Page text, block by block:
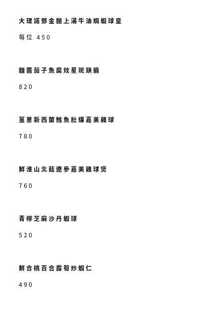
大理諾鄧金腿上湯牛油焗蝦球皇
每位 450
麵醬茄子魚腐炆星斑頭腩
820
薑蔥新西蘭鱈魚肚爆嘉美雞球
780
鮮淮山北菇遼參嘉美雞球煲
760
青檸芝麻沙丹蝦球
520
鮮合桃百合露筍炒蝦仁
490